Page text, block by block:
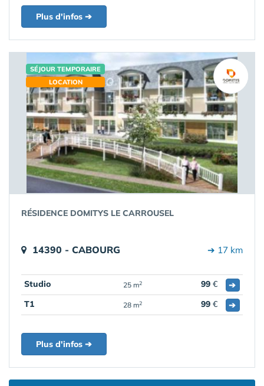
Plus d'infos ➔
SÉJOUR TEMPORAIRE
LOCATION
RÉSIDENCE DOMITYS LE CARROUSEL
14390 - CABOURG ➔ 17 km
Studio 25 m2 99 €
➔
T1
28 m2 99 € ➔
Plus d'infos ➔